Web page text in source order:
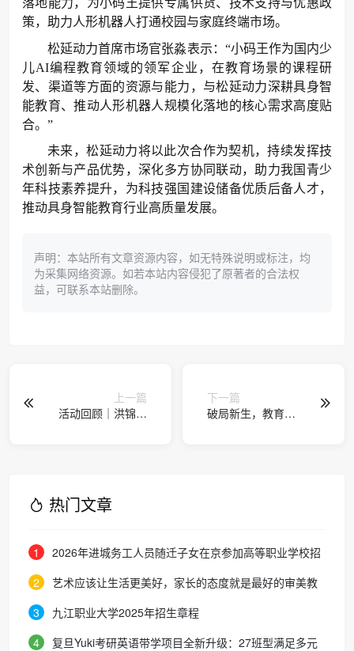
落地能力，为小码王提供专属供货、技术支持与优惠政
策，助力人形机器人打通校园与家庭终端市场。
松延动力首席市场官张淼表示：“小码王作为国内少
儿AI编程教育领域的领军企业，在教育场景的课程研
发、渠道等方面的资源与能力，与松延动力深耕具身智
能教育、推动人形机器人规模化落地的核心需求高度贴
合。”
未来，松延动力将以此次合作为契机，持续发挥技
术创新与产品优势，深化多方协同联动，助力我国青少
年科技素养提升，为科技强国建设储备优质后备人才，
推动具身智能教育行业高质量发展。
声明：本站所有文章资源内容，如无特殊说明或标注，均
为采集网络资源。如若本站内容侵犯了原著者的合法权
益，可联系本站删除。
上一篇
活动回顾｜洪锦铉
下一篇
破局新生，教育的
热门文章
1
2026年进城务工人员随迁子女在京参加高等职业学校招
生考试报名通知
2
艺术应该让生活更美好，家长的态度就是最好的审美教
育！
3
九江职业大学2025年招生章程
4
复旦Yuki考研英语带学项目全新升级：27班型满足多元